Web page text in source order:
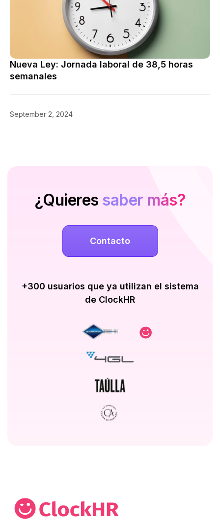
Nueva Ley: Jornada laboral de 38,5 horas
semanales
September 2, 2024
¿Quieres saber más?
Contacto
+300 usuarios que ya utilizan el sistema
de ClockHR